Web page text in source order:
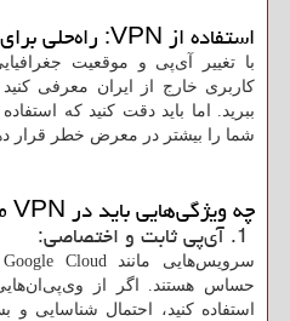
استفاده ازVPN: راه‌حلی
با تغییر آی‌پی و موقعیت
کاربری خارج از ایران معرفی
ببرید. اما باید دقت کنید که استفاده
شما را بیشتر در معرض خطر قرار
چه ویژگی‌هایی باید درVPN
1. آی‌پی ثابت و اختصاصی:
سرویس‌هایی مانندGoogle Cloud
حساس هستند. اگر از
استفاده کنید، احتمال